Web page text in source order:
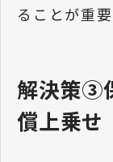
ることが重要
解決策③
償上乗せ